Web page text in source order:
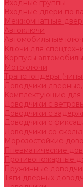
Входные группы
Входные двери по
Межкомнатные
Автоключи
Автомобильные
Ключи для
Корпусы
Мотоключи
Транспондеры
Доводчики
Комплектующие для
Доводчики с
Доводчики с
Доводчики с
Доводчики со
Морозостойкие
Пневматические
Противопожарные
Пружинные
Тяги дверных